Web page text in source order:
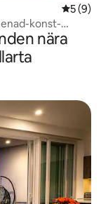
5 av 5 i
5 (9)
konst-
nära